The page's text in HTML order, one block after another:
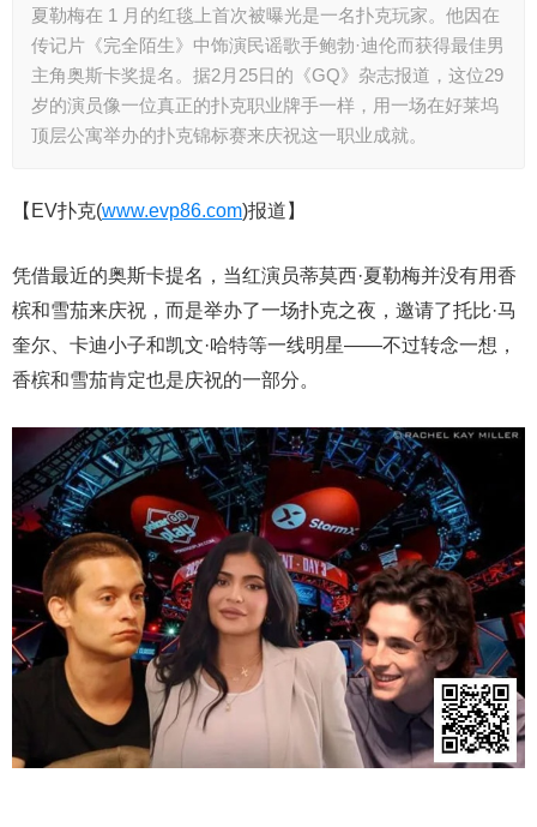
夏勒梅在 1 月的红毯上首次被曝光是一名扑克玩家。他因在
传记片《完全陌生》中饰演民谣歌手鲍勃·迪伦而获得最佳男
主角奥斯卡奖提名。据2月25日的《GQ》杂志报道，这位29
岁的演员像一位真正的扑克职业牌手一样，用一场在好莱坞
顶层公寓举办的扑克锦标赛来庆祝这一职业成就。
【EV扑克(www.evp86.com)报道】
凭借最近的奥斯卡提名，当红演员蒂莫西·夏勒梅并没有用香
槟和雪茄来庆祝，而是举办了一场扑克之夜，邀请了托比·马
奎尔、卡迪小子和凯文·哈特等一线明星——不过转念一想，
香槟和雪茄肯定也是庆祝的一部分。